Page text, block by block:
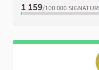
1 159/100 000